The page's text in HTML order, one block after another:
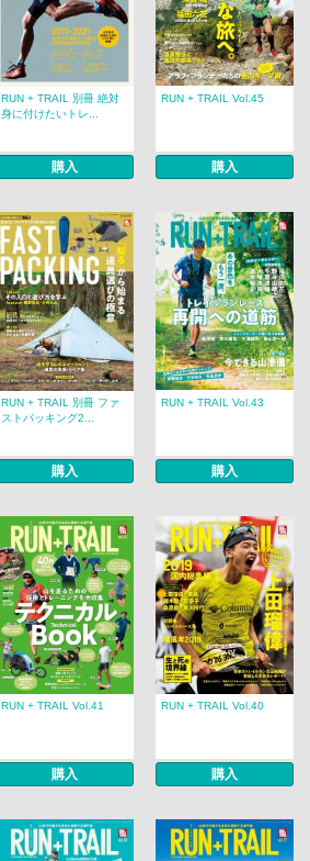
RUN + TRAIL 別冊 絶対
身に付けたいトレ...
購入
RUN + TRAIL Vol.45
購入
RUN + TRAIL 別冊 ファ
ストパッキング2...
購入
RUN + TRAIL Vol.43
購入
RUN + TRAIL Vol.41
購入
RUN + TRAIL Vol.40
購入